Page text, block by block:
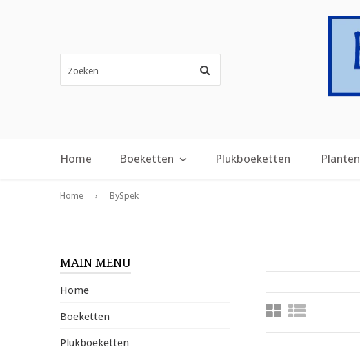
Home Boeketten Plukboeketten Planten
Home › BySpek
MAIN MENU
Home
Boeketten
Plukboeketten